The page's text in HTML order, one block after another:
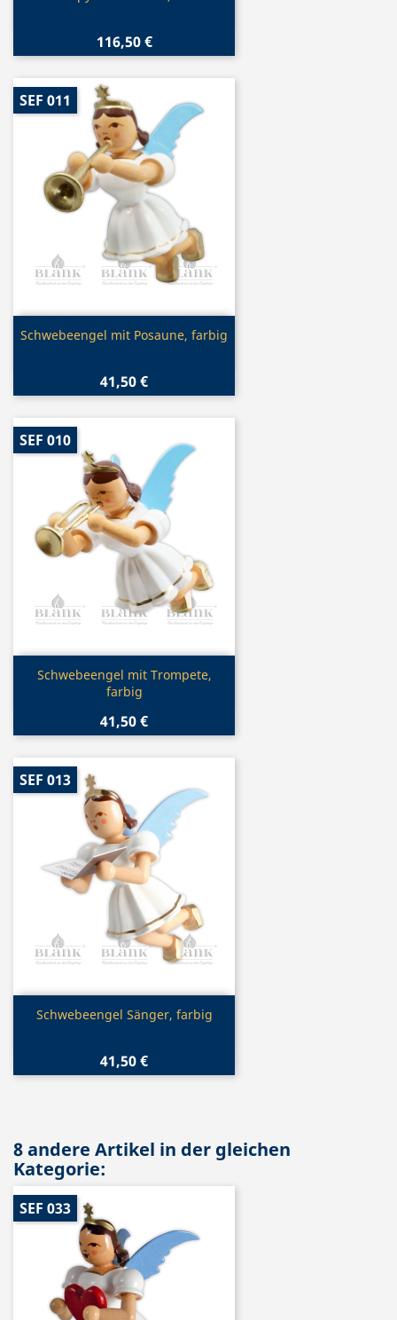
116,50 €
Vorschau
Schwebeengel mit Posaune, farbig
41,50 €
SEF 011
Vorschau
Schwebeengel mit Trompete,
farbig
41,50 €
SEF 010
Vorschau
Schwebeengel Sänger, farbig
41,50 €
SEF 013
8 andere Artikel in der gleichen
Kategorie:
SEF 033